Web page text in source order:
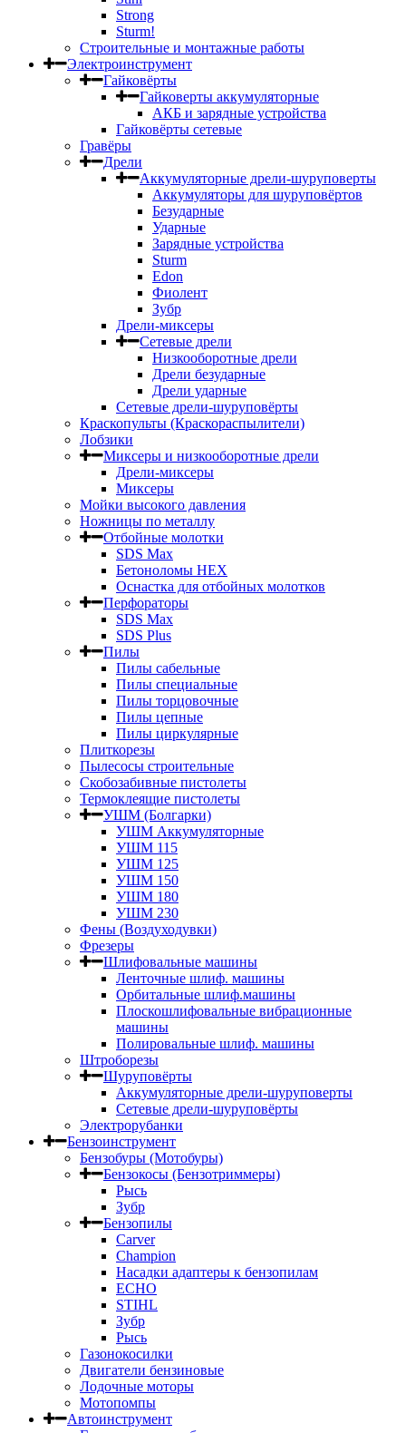
Strong
Sturm!
Строительные и монтажные работы
Электроинструмент
Гайковёрты
Гайковерты аккумуляторные
АКБ и зарядные устройства
Гайковёрты сетевые
Гравёры
Дрели
Аккумуляторные дрели-шуруповерты
Аккумуляторы для шуруповёртов
Безударные
Ударные
Зарядные устройства
Sturm
Edon
Фиолент
Зубр
Дрели-миксеры
Сетевые дрели
Низкооборотные дрели
Дрели безударные
Дрели ударные
Сетевые дрели-шуруповёрты
Краскопульты (Краскораспылители)
Лобзики
Миксеры и низкооборотные дрели
Дрели-миксеры
Миксеры
Мойки высокого давления
Ножницы по металлу
Отбойные молотки
SDS Max
Бетоноломы HEX
Оснастка для отбойных молотков
Перфораторы
SDS Max
SDS Plus
Пилы
Пилы сабельные
Пилы специальные
Пилы торцовочные
Пилы цепные
Пилы циркулярные
Плиткорезы
Пылесосы строительные
Скобозабивные пистолеты
Термоклеящие пистолеты
УШМ (Болгарки)
УШМ Аккумуляторные
УШМ 115
УШМ 125
УШМ 150
УШМ 180
УШМ 230
Фены (Воздуходувки)
Фрезеры
Шлифовальные машины
Ленточные шлиф. машины
Орбитальные шлиф.машины
Плоскошлифовальные вибрационные
машины
Полировальные шлиф. машины
Штроборезы
Шуруповёрты
Аккумуляторные дрели-шуруповерты
Сетевые дрели-шуруповёрты
Электрорубанки
Бензоинструмент
Бензобуры (Мотобуры)
Бензокосы (Бензотриммеры)
Рысь
Зубр
Бензопилы
Carver
Champion
Насадки адаптеры к бензопилам
ECHO
STIHL
Зубр
Рысь
Газонокосилки
Двигатели бензиновые
Лодочные моторы
Мотопомпы
Автоинструмент